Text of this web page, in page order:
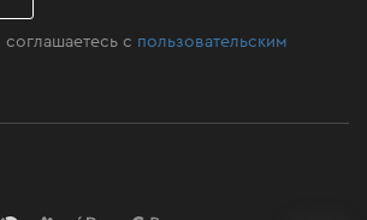
с пользовательским